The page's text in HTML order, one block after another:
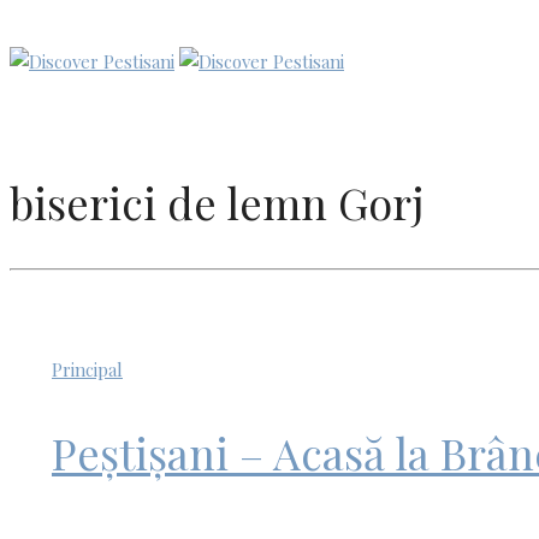
biserici de lemn Gorj
Principal
Peștișani – Acasă la